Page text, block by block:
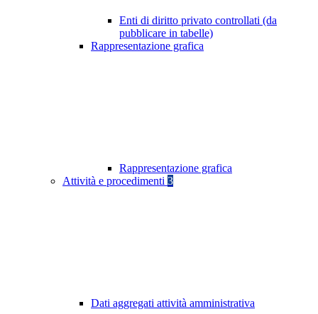
Enti di diritto privato controllati (da
pubblicare in tabelle)
Rappresentazione grafica
Rappresentazione grafica
Attività e procedimenti 3
Dati aggregati attività amministrativa